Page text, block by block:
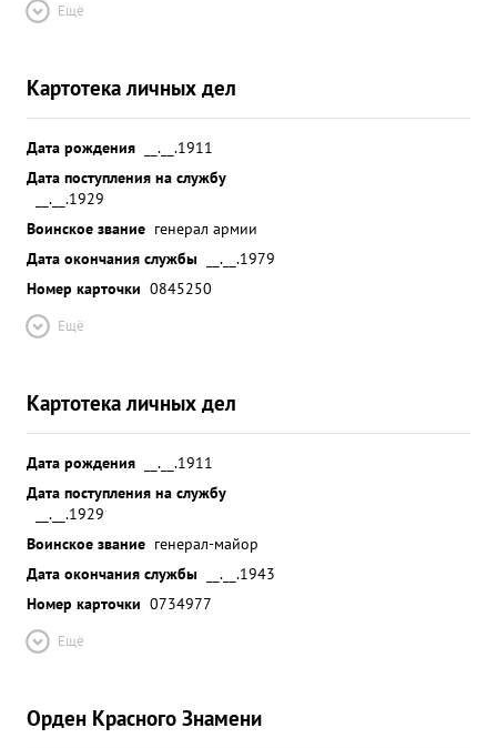
Ещё
Картотека личных дел
Дата рождения
__.__.1911
Дата поступления на службу
__.__.1929
Воинское звание генерал армии
Дата окончания службы
__.__.1979
Номер карточки 0845250
Ещё
Картотека личных дел
Дата рождения
__.__.1911
Дата поступления на службу
__.__.1929
Воинское звание генерал-майор
Дата окончания службы
__.__.1943
Номер карточки 0734977
Ещё
Орден Красного Знамени